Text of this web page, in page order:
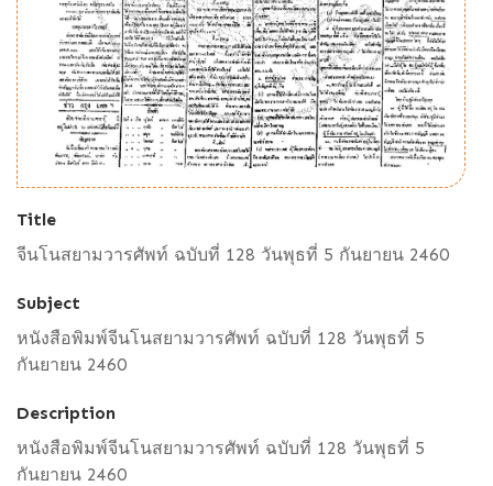
Title
จีนโนสยามวารศัพท์ ฉบับที่ 128 วันพุธที่ 5 กันยายน 2460
Subject
หนังสือพิมพ์จีนโนสยามวารศัพท์ ฉบับที่ 128 วันพุธที่ 5
กันยายน 2460
Description
หนังสือพิมพ์จีนโนสยามวารศัพท์ ฉบับที่ 128 วันพุธที่ 5
กันยายน 2460